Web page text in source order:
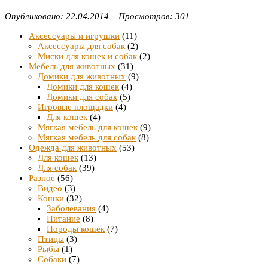
Опубликовано: 22.04.2014 Просмотров: 301
Аксессуары и игрушки (11)
Аксессуары для собак (2)
Миски для кошек и собак (2)
Мебель для животных (31)
Домики для животных (9)
Домики для кошек (4)
Домики для собак (5)
Игровые площадки (4)
Для кошек (4)
Мягкая мебель для кошек (9)
Мягкая мебель для собак (8)
Одежда для животных (53)
Для кошек (13)
Для собак (39)
Разное (56)
Видео (3)
Кошки (32)
Заболевания (4)
Питание (8)
Породы кошек (7)
Птицы (3)
Рыбы (1)
Собаки (7)